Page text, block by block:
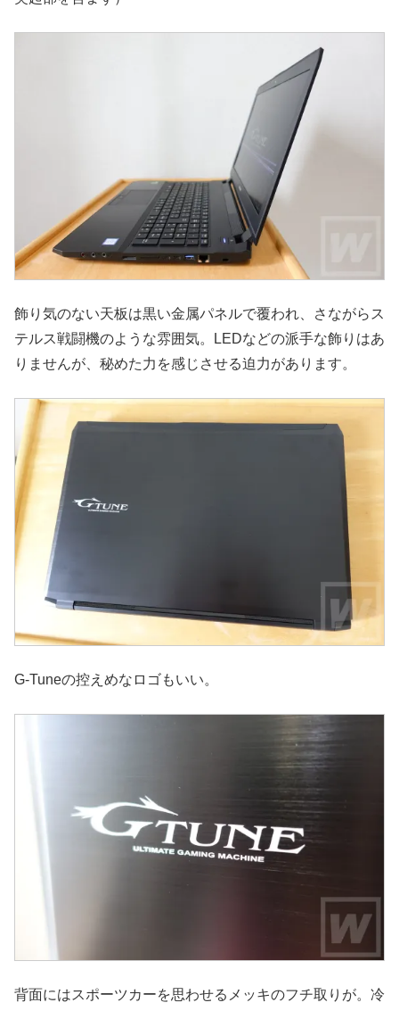
飾り気のない天板は黒い金属パネルで覆われ、さながらス
テルス戦闘機のような雰囲気。LEDなどの派手な飾りはあ
りませんが、秘めた力を感じさせる迫力があります。
G-Tuneの控えめなロゴもいい。
背面にはスポーツカーを思わせるメッキのフチ取りが。冷